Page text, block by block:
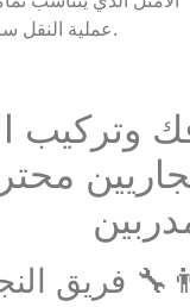
عملية النقل سريعة، آمنة، وخالية من أي تلفيات محتملة.
وتركيب
فريق